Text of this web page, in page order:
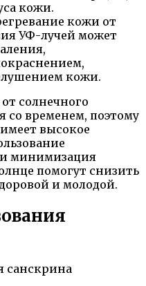
кожи.
кожи от
УФ-лучей может
кожи.
солнечного
со временем, поэтому
высокое
минимизация
помогут снизить
и молодой.